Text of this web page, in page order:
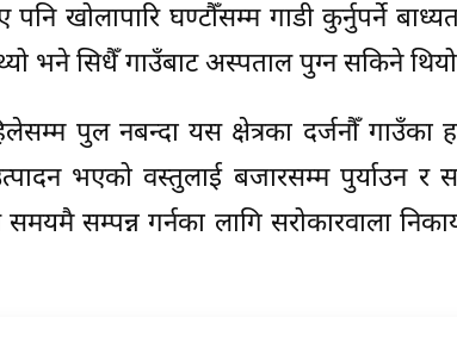
खोलापारि घण्टौँसम्म गाडी कुर्नुपर्ने
भने सिधैँ गाउँबाट अस्पताल पुग्न सकिने
पुल नबन्दा यस क्षेत्रका दर्जनौँ गाउँका
भएको वस्तुलाई बजारसम्म पुर्याउन र
सम्पन्न गर्नका लागि सरोकारवाला